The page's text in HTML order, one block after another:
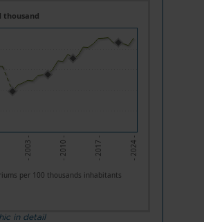
- 2003 - - 2010 - - 2017 - - 2024 -
thousand
per 100 thousands inhabitants
in detail